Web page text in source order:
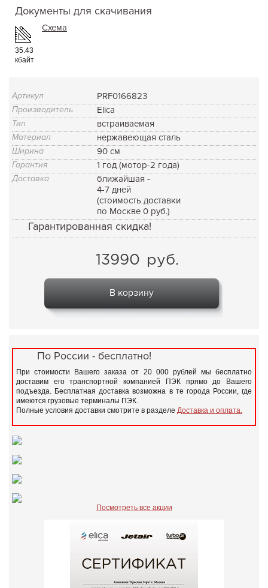
Документы для скачивания
35.43
кбайт
Схема
Артикул PRF0166823
Производитель Elica
Тип встраиваемая
Материал нержавеющая сталь
Ширина 90 см
Гарантия 1 год (мотор-2 года)
Доставка
ближайшая -
4-7 дней
(стоимость доставки
по Москве 0 руб.)
Гарантированная скидка!
13990 руб.
В корзину
По России - бесплатно!
При стоимости Вашего заказа от 20 000 рублей мы бесплатно
доставим его транспортной компанией ПЭК прямо до Вашего
подъезда. Бесплатная доставка возможна в те города России, где
имеются грузовые терминалы ПЭК.
Полные условия доставки смотрите в разделе Доставка и оплата.
Посмотреть все акции